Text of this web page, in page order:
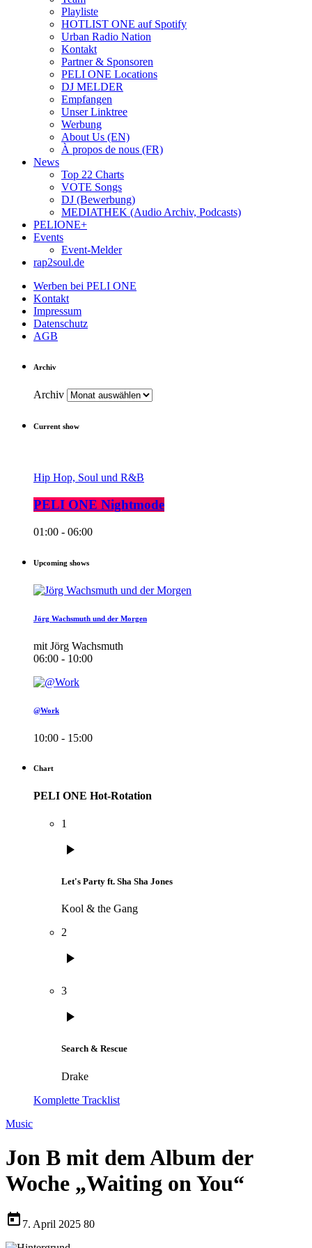
Playliste
HOTLIST ONE auf Spotify
Urban Radio Nation
Kontakt
Partner & Sponsoren
PELI ONE Locations
DJ MELDER
Empfangen
Unser Linktree
Werbung
About Us (EN)
À propos de nous (FR)
News
Top 22 Charts
VOTE Songs
DJ (Bewerbung)
MEDIATHEK (Audio Archiv, Podcasts)
PELIONE+
Events
Event-Melder
rap2soul.de
Werben bei PELI ONE
Kontakt
Impressum
Datenschutz
AGB
Archiv
Archiv
Current show
Hip Hop, Soul und R&B
PELI ONE Nightmode
01:00 - 06:00
Upcoming shows
Jörg Wachsmuth und der Morgen
mit Jörg Wachsmuth
06:00 - 10:00
@Work
10:00 - 15:00
Chart
PELI ONE Hot-Rotation
1
play_arrow
Let's Party ft. Sha Sha Jones
Kool & the Gang
2
play_arrow
3
play_arrow
Search & Rescue
Drake
Komplette Tracklist
Music
Jon B mit dem Album der
Woche „Waiting on You“
today 7. April 2025 80